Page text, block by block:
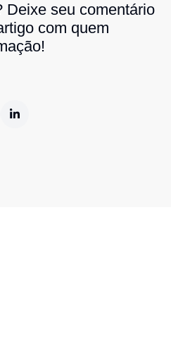
Deixe seu comentário
com quem